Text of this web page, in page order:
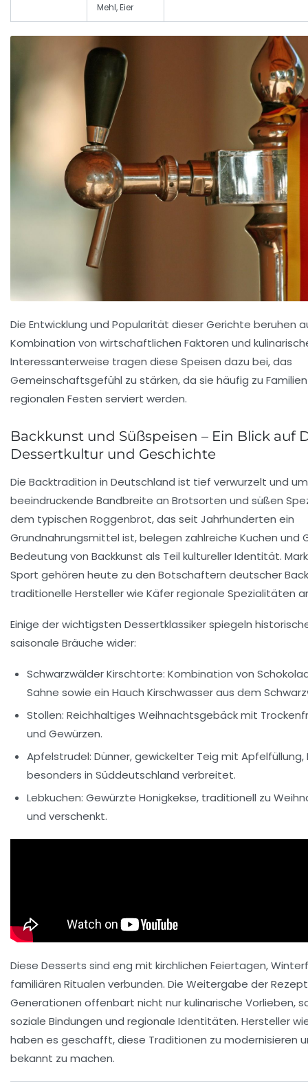
Mehl, Eier
Die Entwicklung und Popularität dieser Gerichte beruhen
Kombination von wirtschaftlichen Faktoren und
Interessanterweise tragen diese Speisen dazu bei, das
Gemeinschaftsgefühl zu stärken, da sie häufig zu
regionalen Festen serviert werden.
Backkunst und Süßspeisen – Ein Blick auf
Dessertkultur und Geschichte
Die Backtradition in Deutschland ist tief verwurzelt und
beeindruckende Bandbreite an Brotsorten und süßen
dem typischen Roggenbrot, das seit Jahrhunderten ein
Grundnahrungsmittel ist, belegen zahlreiche Kuchen und
Bedeutung von Backkunst als Teil kultureller Identität.
Sport gehören heute zu den Botschaftern deutscher
traditionelle Hersteller wie Käferregionale Spezialitäten
Einige der wichtigsten Dessertklassiker spiegeln
saisonale Bräuche wider:
Schwarzwälder Kirschtorte: Kombination von
Sahne sowie ein Hauch Kirschwasser aus dem
Stollen: Reichhaltiges Weihnachtsgebäck mit
und Gewürzen.
Apfelstrudel: Dünner, gewickelter Teig mit Apfelfüllung,
besonders in Süddeutschland verbreitet.
Lebkuchen: Gewürzte Honigkekse, traditionell zu
und verschenkt.
Diese Desserts sind eng mit kirchlichen Feiertagen,
familiären Ritualen verbunden. Die Weitergabe der
Generationen offenbart nicht nur kulinarische Vorlieben,
soziale Bindungen und regionale Identitäten. Hersteller
haben es geschafft, diese Traditionen zu modernisieren
bekannt zu machen.